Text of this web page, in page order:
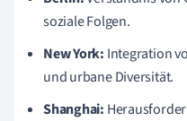
soziale Folgen.
New York: Integration
und urbane Diversität.
Shanghai: